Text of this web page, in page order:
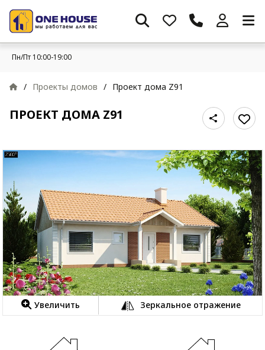
Пн/Пт 10:00-19:00
/ Проекты домов / Проект дома Z91
ПРОЕКТ ДОМА Z91
Увеличить Зеркальное отражение